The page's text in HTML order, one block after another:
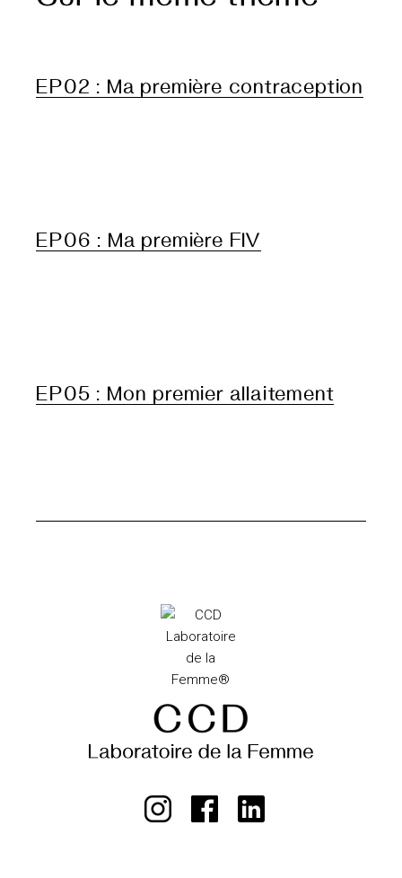
EP02 : Ma première contraception
EP06 : Ma première FIV
EP05 : Mon premier allaitement